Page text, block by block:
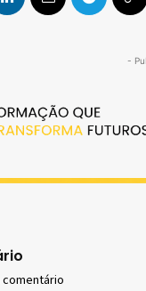
-
comentário